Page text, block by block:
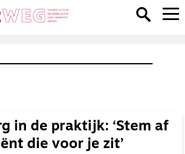
in de praktijk: ‘Stem af
die voor je zit’